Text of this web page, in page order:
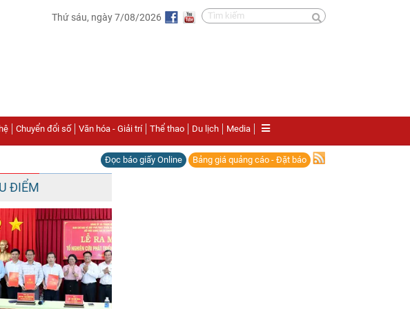
Thứ sáu, ngày 7/08/2026
Chuyển đổi số Văn hóa - Giải trí Thể thao Du lịch Media
Đọc báo giấy Online Bảng giá quảng cáo - Đặt báo
ĐIỂM